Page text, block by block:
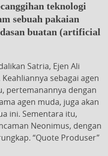
teknologi
sebuah pakaian
buatan (artificial
Satria, Ejen Ali
sebagai agen
pertemanannya dengan
agen muda, juga akan
ini. Sementara itu,
Neonimus, dengan
“Quote Produser”